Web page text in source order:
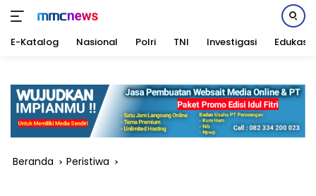
konten
E-Katalog Nasional Polri TNI Investigasi Edukasi
Beranda Peristiwa